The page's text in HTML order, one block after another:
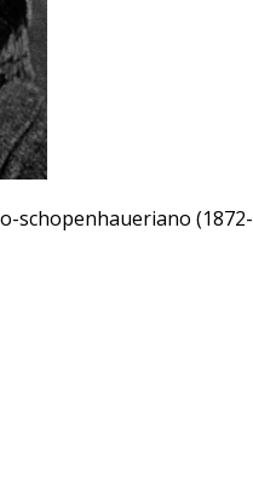
schopenhaueriano